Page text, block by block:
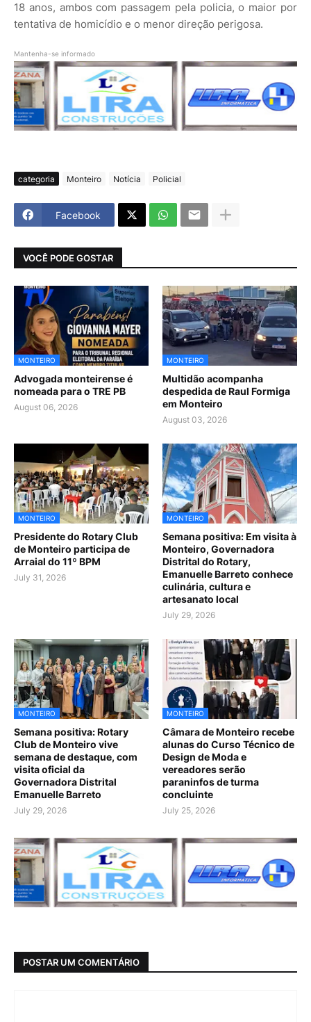
18 anos, ambos com passagem pela policia, o maior por
tentativa de homicídio e o menor direção perigosa.
Mantenha-se informado
categoria Monteiro Notícia Policial
Facebook
VOCÊ PODE GOSTAR
MONTEIRO
Advogada monteirense é
nomeada para o TRE PB
August 06, 2026
MONTEIRO
Multidão acompanha
despedida de Raul Formiga
em Monteiro
August 03, 2026
MONTEIRO
Presidente do Rotary Club
de Monteiro participa de
Arraial do 11º BPM
July 31, 2026
MONTEIRO
Semana positiva: Em visita à
Monteiro, Governadora
Distrital do Rotary,
Emanuelle Barreto conhece
culinária, cultura e
artesanato local
July 29, 2026
MONTEIRO
Semana positiva: Rotary
Club de Monteiro vive
semana de destaque, com
visita oficial da
Governadora Distrital
Emanuelle Barreto
July 29, 2026
MONTEIRO
Câmara de Monteiro recebe
alunas do Curso Técnico de
Design de Moda e
vereadores serão
paraninfos de turma
concluinte
July 25, 2026
POSTAR UM COMENTÁRIO